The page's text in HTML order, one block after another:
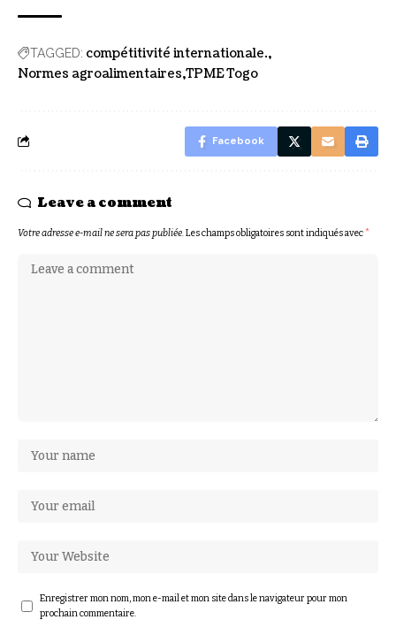
TAGGED: compétitivité internationale.
Normes agroalimentaires TPME Togo
Facebook
Leave a comment
Votre adresse e-mail ne sera pas publiée.Les champs obligatoires sont indiqués avec*
Enregistrer mon nom, mon e-mail et mon site dans le navigateur pour mon
prochain commentaire.